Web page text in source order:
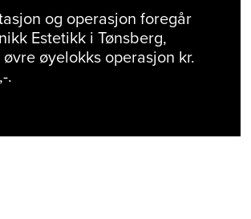
og operasjon foregår
Estetikk i Tønsberg,
øvre øyelokks operasjon kr.
.